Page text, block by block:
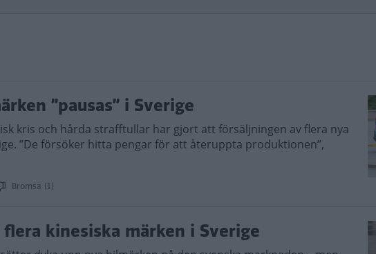
”pausas” i Sverige
kris och hårda strafftullar har gjort att försäljningen av flera nya
”De försöker hitta pengar för att återuppta produktionen”,
Bromsa (1)
kinesiska märken i Sverige